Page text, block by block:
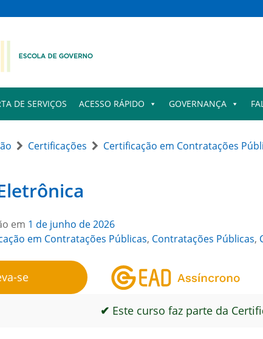
DE SERVIÇOS ACESSO RÁPIDO GOVERNANÇA
Certificações Certificação em Contratações
em 1 de junho de 2026
em Contratações Públicas, Contratações Públicas,
se
✔ Este curso faz parte da